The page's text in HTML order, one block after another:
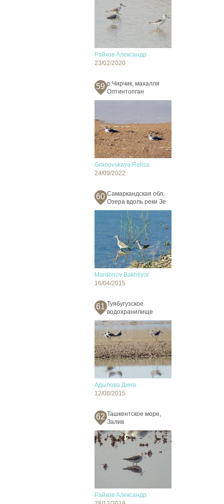
Райков Александр
23/02/2020
59 р.Чирчик, махалля
Олтинтопган
Granovskaya Relisa
24/09/2022
60 Самаркандская обл.
Озера вдоль реки Зе
Mardonov Bakhtiyor
16/04/2015
61 Туябугузское
водохранилище
Адылова Дина
12/08/2015
62 Ташкентское море,
Залив
Райков Александр